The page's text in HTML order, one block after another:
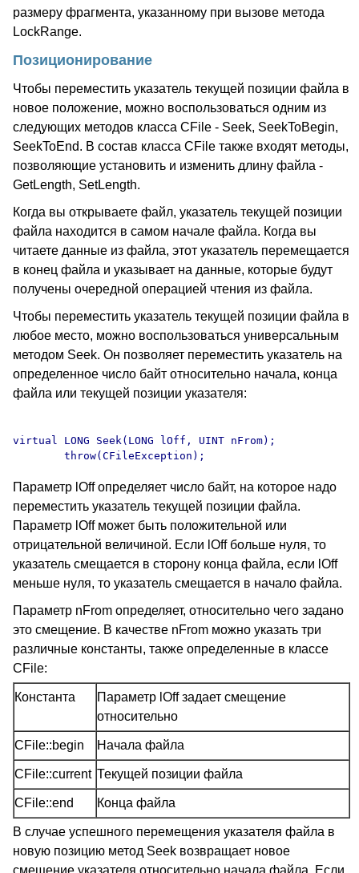
размеру фрагмента, указанному при вызове метода
LockRange.
Позиционирование
Чтобы переместить указатель текущей позиции файла в
новое положение, можно воспользоваться одним из
следующих методов класса CFile - Seek, SeekToBegin,
SeekToEnd. В состав класса CFile также входят методы,
позволяющие установить и изменить длину файла -
GetLength, SetLength.
Когда вы открываете файл, указатель текущей позиции
файла находится в самом начале файла. Когда вы
читаете данные из файла, этот указатель перемещается
в конец файла и указывает на данные, которые будут
получены очередной операцией чтения из файла.
Чтобы переместить указатель текущей позиции файла в
любое место, можно воспользоваться универсальным
методом Seek. Он позволяет переместить указатель на
определенное число байт относительно начала, конца
файла или текущей позиции указателя:
virtual LONG Seek(LONG lOff, UINT nFrom);
Параметр lOff определяет число байт, на которое надо
переместить указатель текущей позиции файла.
Параметр lOff может быть положительной или
отрицательной величиной. Если lOff больше нуля, то
указатель смещается в сторону конца файла, если lOff
меньше нуля, то указатель смещается в начало файла.
Параметр nFrom определяет, относительно чего задано
это смещение. В качестве nFrom можно указать три
различные константы, также определенные в классе
CFile:
Константа
Параметр lOff задает смещение
относительно
CFile::begin Начала файла
CFile::current Текущей позиции файла
CFile::end Конца файла
В случае успешного перемещения указателя файла в
новую позицию метод Seek возвращает новое
смещение указателя относительно начала файла. Если